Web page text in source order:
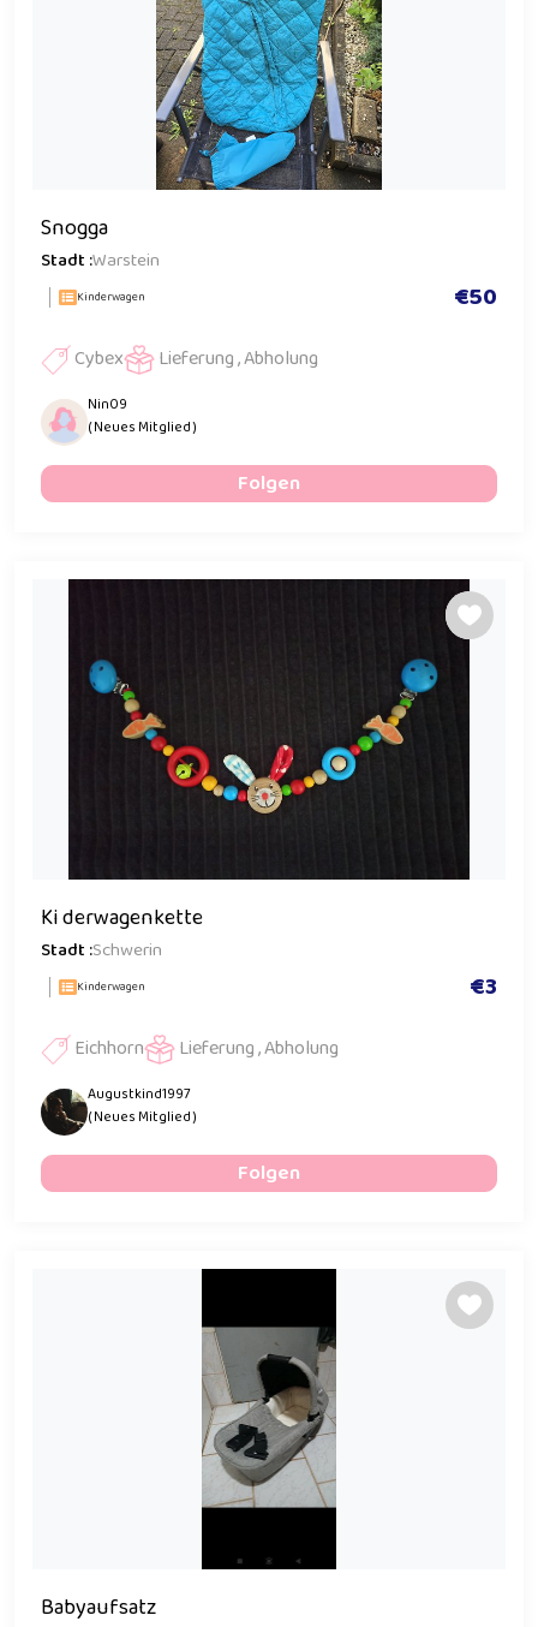
Snogga
Stadt :Warstein
Kinderwagen €50
Cybex Lieferung , Abholung
Nin09
( Neues Mitglied )
Folgen
Ki derwagenkette
Stadt :Schwerin
Kinderwagen €3
Eichhorn Lieferung , Abholung
Augustkind1997
( Neues Mitglied )
Folgen
Babyaufsatz